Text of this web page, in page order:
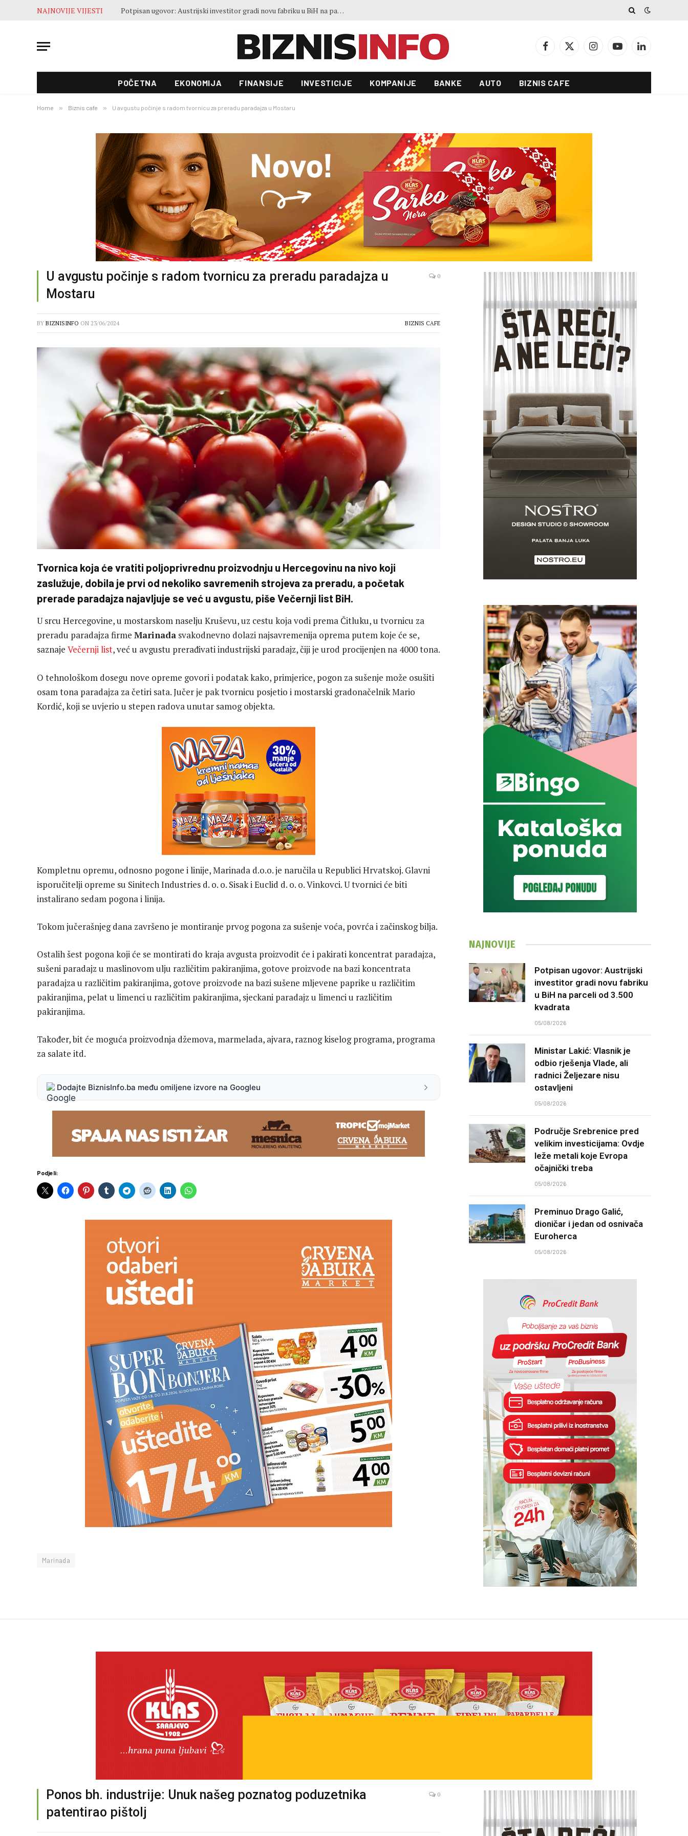
NAJNOVIJE VIJESTI Ministar Lakić: Vlasnik je odbio rješenja Vlade, ali radnici Željezare nisu ostavljeni
Facebook
X
InstagramYouTubeLinkedIn
POČETNA EKONOMIJA FINANSIJE INVESTICIJE KOMPANIJE BANKE AUTO BIZNIS CAFE
Home » Biznis cafe » U avgustu počinje s radom tvornicu za preradu paradajza u Mostaru
U avgustu počinje s radom tvornicu za preradu paradajza u
Mostaru
0
BY BIZNISINFO ON 23/06/2024 BIZNIS CAFE
Tvornica koja će vratiti poljoprivrednu proizvodnju u Hercegovinu na nivo koji
zaslužuje, dobila je prvi od nekoliko savremenih strojeva za preradu, a početak
prerade paradajza najavljuje se već u avgustu, piše Večernji list BiH.
U srcu Hercegovine, u mostarskom naselju Kruševu, uz cestu koja vodi prema Čitluku, u tvornicu za
preradu paradajza firme Marinada svakodnevno dolazi najsavremenija oprema putem koje će se,
saznaje Večernji list, već u avgustu prerađivati industrijski paradajz, čiji je urod procijenjen na 4000 tona.
O tehnološkom dosegu nove opreme govori i podatak kako, primjerice, pogon za sušenje može osušiti
osam tona paradajza za četiri sata. Jučer je pak tvornicu posjetio i mostarski gradonačelnik Mario
Kordić, koji se uvjerio u stepen radova unutar samog objekta.
Kompletnu opremu, odnosno pogone i linije, Marinada d.o.o. je naručila u Republici Hrvatskoj. Glavni
isporučitelji opreme su Sinitech Industries d. o. o. Sisak i Euclid d. o. o. Vinkovci. U tvornici će biti
instalirano sedam pogona i linija.
Tokom jučerašnjeg dana završeno je montiranje prvog pogona za sušenje voća, povrća i začinskog bilja.
Ostalih šest pogona koji će se montirati do kraja avgusta proizvodit će i pakirati koncentrat paradajza,
sušeni paradajz u maslinovom ulju različitim pakiranjima, gotove proizvode na bazi koncentrata
paradajza u različitim pakiranjima, gotove proizvode na bazi sušene mljevene paprike u različitim
pakiranjima, pelat u limenci u različitim pakiranjima, sjeckani paradajz u limenci u različitim
pakiranjima.
Također, bit će moguća proizvodnja džemova, marmelada, ajvara, raznog kiselog programa, programa
za salate itd.
Dodajte BiznisInfo.ba među omiljene izvore na Googleu
Podjeli:
Marinada
NAJNOVIJE
Potpisan ugovor: Austrijski
investitor gradi novu fabriku
u BiH na parceli od 3.500
kvadrata
05/08/2026
Ministar Lakić: Vlasnik je
odbio rješenja Vlade, ali
radnici Željezare nisu
ostavljeni
05/08/2026
Područje Srebrenice pred
velikim investicijama: Ovdje
leže metali koje Evropa
očajnički treba
05/08/2026
Preminuo Drago Galić,
dioničar i jedan od osnivača
Euroherca
05/08/2026
Ponos bh. industrije: Unuk našeg poznatog poduzetnika
patentirao pištolj
0